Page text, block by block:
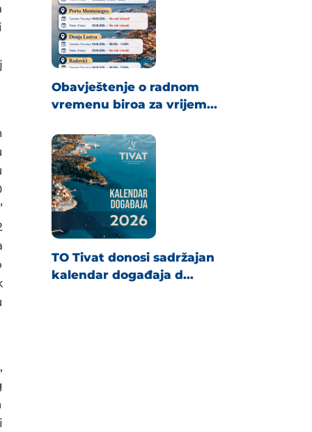
Obavještenje o radnom
vremenu biroa za vrijem...
TO Tivat donosi sadržajan
kalendar događaja d...